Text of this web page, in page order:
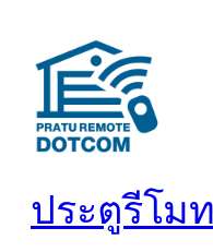
เนื้อหา
ประตูรีโม